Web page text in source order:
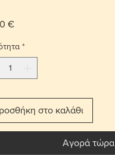
€Τιμή
*
στο καλάθι
Αγορά τώρα